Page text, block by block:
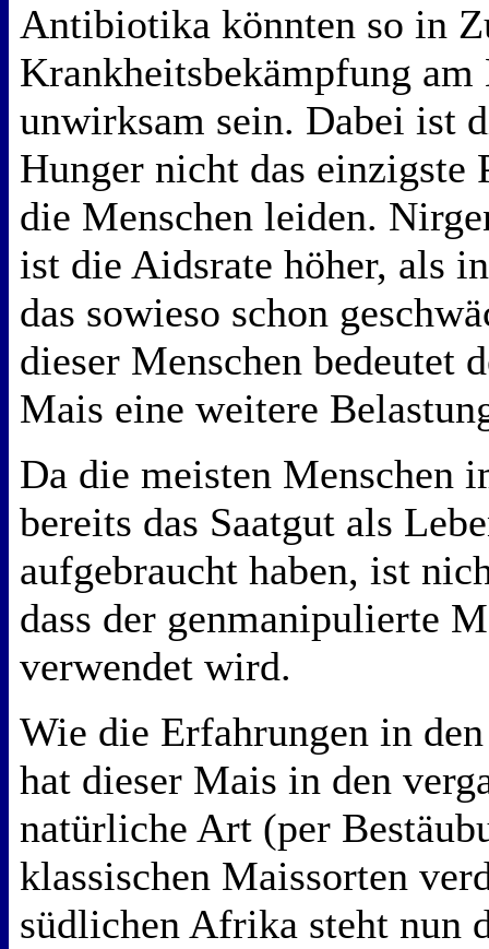
Antibiotika könnten so in
Krankheitsbekämpfung
unwirksam sein. Dabei ist
Hunger nicht das einzigste
die Menschen leiden.
ist die Aidsrate höher, als
das sowieso schon
dieser Menschen bedeutet
Mais eine weitere
Da die meisten Menschen
bereits das Saatgut als
aufgebraucht haben, ist
dass der genmanipulierte
verwendet wird.
Wie die Erfahrungen in
hat dieser Mais in den
natürliche Art (per
klassischen Maissorten
südlichen Afrika steht nun